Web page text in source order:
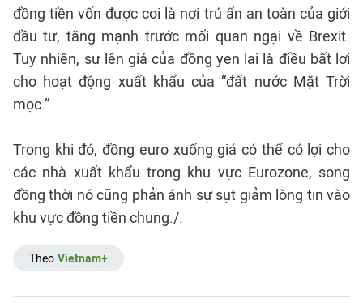
đồng tiền vốn được coi là nơi trú ẩn an toàn của giới
đầu tư, tăng mạnh trước mối quan ngại về Brexit.
Tuy nhiên, sự lên giá của đồng yen lại là điều bất lợi
cho hoạt động xuất khẩu của “đất nước Mặt Trời
mọc.”
Trong khi đó, đồng euro xuống giá có thể có lợi cho
các nhà xuất khẩu trong khu vực Eurozone, song
đồng thời nó cũng phản ánh sự sụt giảm lòng tin vào
khu vực đồng tiền chung./.
Theo Vietnam+